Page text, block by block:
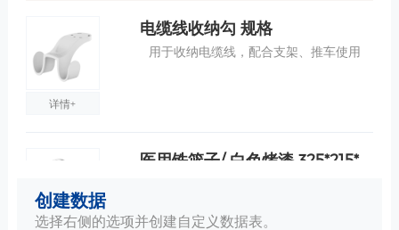
详情+
电缆线收纳勾 规格
用于收纳电缆线，配合支架、推车使用
医用铁篮子/ 白色烤漆 325*215*143mm 规格
工艺：烤漆-医疗白
创建数据
选择右侧的选项并创建自定义数据表。